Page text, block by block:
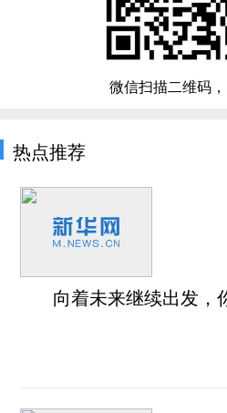
微信扫描二维码
热点推荐
向着未来继续出发，